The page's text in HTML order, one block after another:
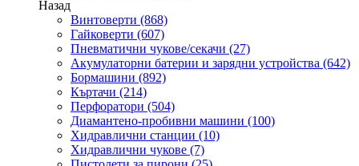
Назад
Винтоверти (868)
Гайковерти (607)
Пневматични чукове/секачи (27)
Акумулаторни батерии и зарядни устройства (642)
Бормашини (892)
Къртачи (214)
Перфоратори (504)
Диамантено-пробивни машини (100)
Хидравлични станции (10)
Хидравлични чукове (7)